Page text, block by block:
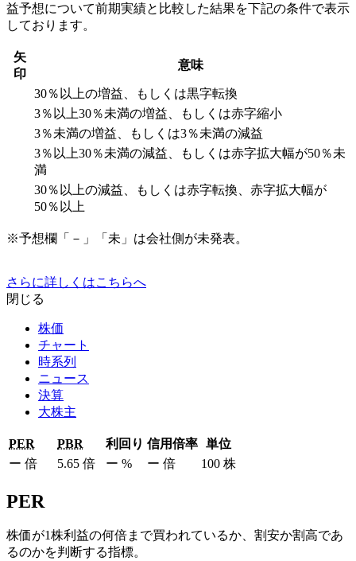
益予想について前期実績と比較した結果を下記の条件で表示
しております。
矢
印
意味
30％以上の増益、もしくは黒字転換
3％以上30％未満の増益、もしくは赤字縮小
3％未満の増益、もしくは3％未満の減益
3％以上30％未満の減益、もしくは赤字拡大幅が50％未
満
30％以上の減益、もしくは赤字転換、赤字拡大幅が
50％以上
※予想欄「－」「未」は会社側が未発表。
さらに詳しくはこちらへ
閉じる
株価
チャート
時系列
ニュース
決算
大株主
PER PBR 利回り 信用倍率 単位
ー 倍 5.65 倍 ー % ー 倍 100 株
PER
株価が1株利益の何倍まで買われているか、割安か割高であ
るのかを判断する指標。